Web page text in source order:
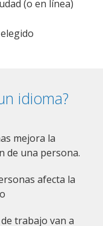
(o en línea)
idioma?
mejora la
de una persona.
afecta la
trabajo van a